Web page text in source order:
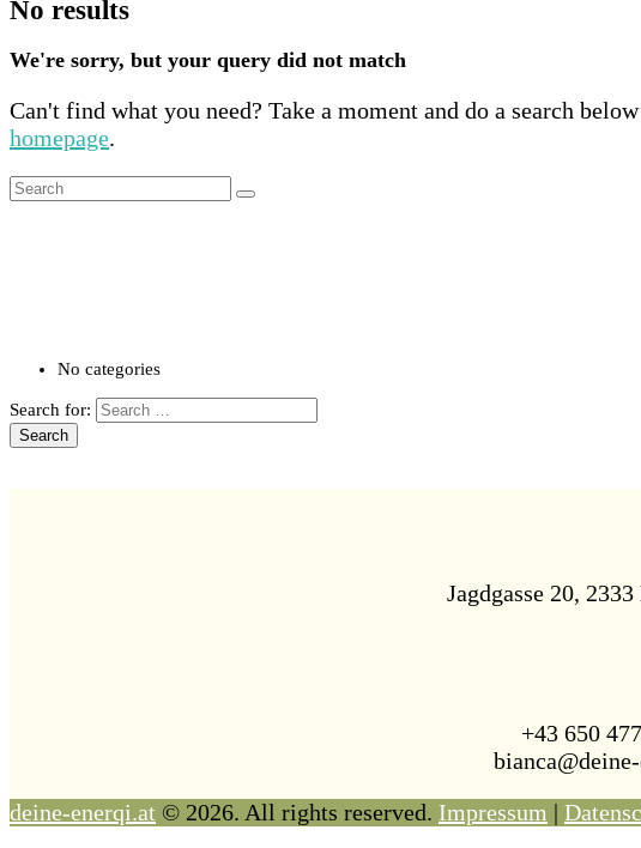
No results
We're sorry, but your query did not match
Can't find what you need? Take a moment and do a search
homepage.
No categories
Search for:
Jagdgasse 20,
+43 650
deine-enerqi.at © 2026. All rights reserved. Impressum |